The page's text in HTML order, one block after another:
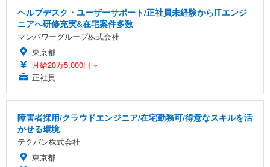
ヘルプデスク・ユーザーサポート/正社員未経験からITエンジ
ニアへ研修充実&在宅案件多数
マンパワーグループ株式会社
東京都
月給20万5,000円～
正社員
障害者採用/クラウドエンジニア/在宅勤務可/得意なスキルを活
かせる環境
テクバン株式会社
東京都